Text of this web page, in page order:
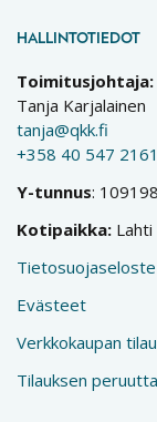
HALLINTOTIEDOT
Toimitusjohtaja:
Tanja Karjalainen
tanja@qkk.fi
+358 40 547 2161
Y-tunnus:
Kotipaikka: Lahti
Tietosuojaseloste
Evästeet
Verkkokaupan
Tilauksen